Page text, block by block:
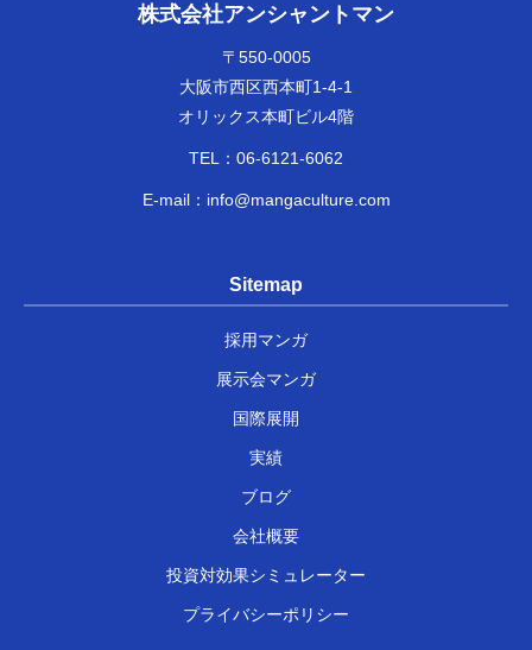
株式会社アンシャントマン
〒550-0005
大阪市西区西本町1-4-1
オリックス本町ビル4階
TEL： 06-6121-6062
E-mail： info@mangaculture.com
Sitemap
採用マンガ
展示会マンガ
国際展開
実績
ブログ
会社概要
投資対効果シミュレーター
プライバシーポリシー